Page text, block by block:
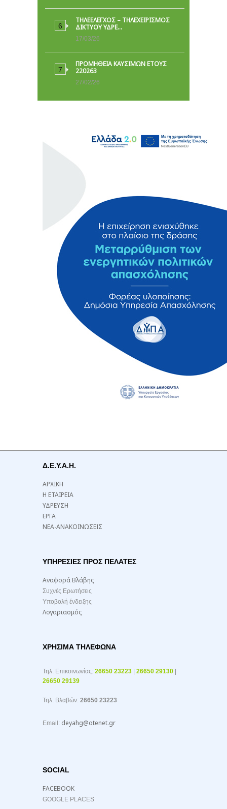
ΤΗΛΕΕΛΕΓΧΟΣ – ΤΗΛΕΧΕΙΡΙΣΜΟΣ
ΔΙΚΤΥΟΥ ΥΔΡΕ…
17/03/26
ΠΡΟΜΗΘΕΙΑ ΚΑΥΣΙΜΩΝ ΕΤΟΥΣ
220263
27/02/26
Δ.Ε.Υ.Α.Η.
ΑΡΧΙΚΗ
Η ΕΤΑΙΡΕΙΑ
ΥΔΡΕΥΣΗ
ΕΡΓΑ
ΝΕΑ-ΑΝΑΚΟΙΝΩΣΕΙΣ
ΥΠΗΡΕΣΙΕΣ ΠΡΟΣ ΠΕΛΑΤΕΣ
Αναφορά Βλάβης
Συχνές Ερωτήσεις
Υποβολή ένδειξης
Λογαριασμός
ΧΡΉΣΙΜΑ ΤΗΛΈΦΩΝΑ
Τηλ. Επικοινωνίας: 26650 23223 26650 29130
26650 29139
Τηλ. Βλαβών: 26650 23223
Email: deyahg@otenet.gr
SOCIAL
FACEBOOK
GOOGLE PLACES